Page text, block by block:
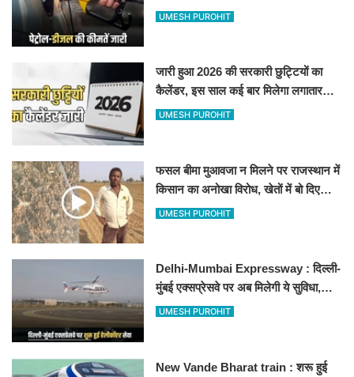
जानिए बीकानेर समेत पुरे प्रदेश में नए रेट
UMESH PUROHIT
जारी हुआ 2026 की सरकारी छुट्टियों का
कैलेंडर, इस साल कई बार मिलेगा लगातार
अवकाश, देखें
UMESH PUROHIT
फसल बीमा मुआवजा न मिलने पर राजस्थान में
किसान का अनोखा विरोध, खेतों में बो दिए
500-500 रुपए के नोट, वीडियो वायरल
UMESH PUROHIT
Delhi-Mumbai Expressway : दिल्ली-
मुंबई एक्सप्रेसवे पर अब मिलेगी ये सुविधा,
हेलीकॉप्टर सर्विस से तुरंत घायल पहुंचेगा
UMESH PUROHIT
New Vande Bharat train : शरू हुई